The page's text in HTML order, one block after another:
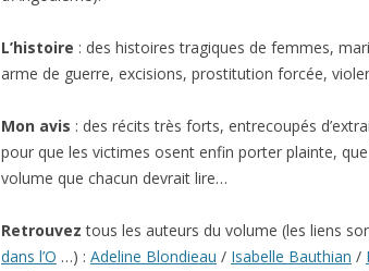
L’histoire : des histoires tragiques de femmes,
arme de guerre, excisions, prostitution forcée,
Mon avis : des récits très forts, entrecoupés
pour que les victimes osent enfin porter plainte,
volume que chacun devrait lire…
Retrouvez tous les auteurs du volume (les liens
dans l’O …) : Adeline Blondieau / Isabelle Bauthian /